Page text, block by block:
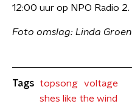
12:00 uur op NPO Radio 2.
Foto omslag: Linda
Tags topsong
voltage
shes like the wind